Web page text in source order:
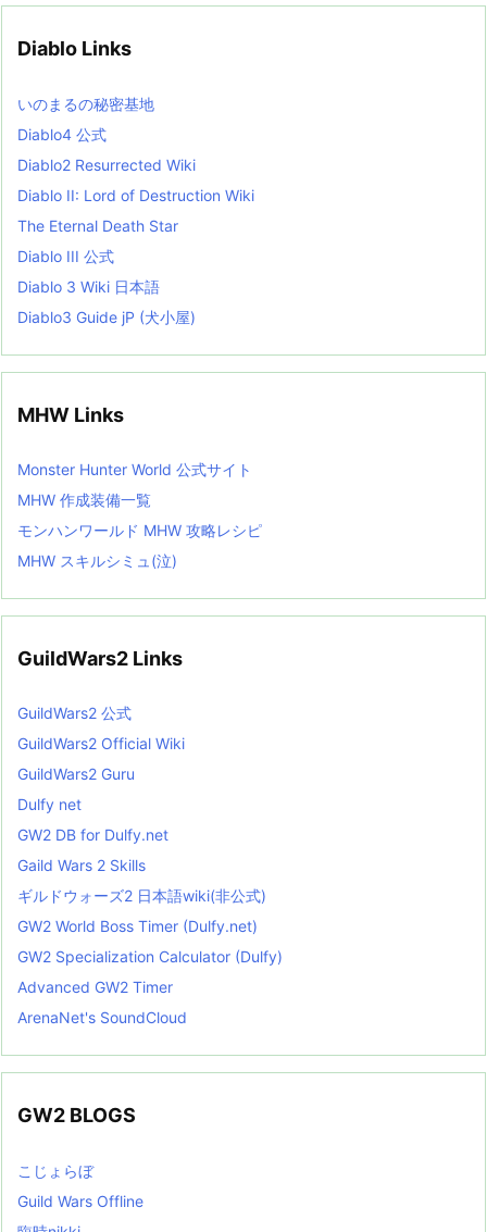
e
i
s
t
Diablo Links
いのまるの秘密基地
Diablo4 公式
Diablo2 Resurrected Wiki
Diablo II: Lord of Destruction Wiki
The Eternal Death Star
Diablo III 公式
Diablo 3 Wiki 日本語
Diablo3 Guide jP (犬小屋)
MHW Links
Monster Hunter World 公式サイト
MHW 作成装備一覧
モンハンワールド MHW 攻略レシピ
MHW スキルシミュ(泣)
GuildWars2 Links
GuildWars2 公式
GuildWars2 Official Wiki
GuildWars2 Guru
Dulfy net
GW2 DB for Dulfy.net
Gaild Wars 2 Skills
ギルドウォーズ2 日本語wiki(非公式)
GW2 World Boss Timer (Dulfy.net)
GW2 Specialization Calculator (Dulfy)
Advanced GW2 Timer
ArenaNet's SoundCloud
GW2 BLOGS
こじょらぼ
Guild Wars Offline